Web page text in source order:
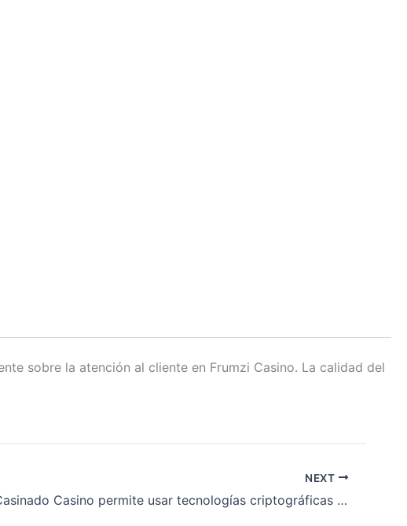
sobre la atención al cliente en Frumzi Casino. La calidad del
NEXT
¿Casinado Casino permite usar tecnologías criptográficas para pagos?